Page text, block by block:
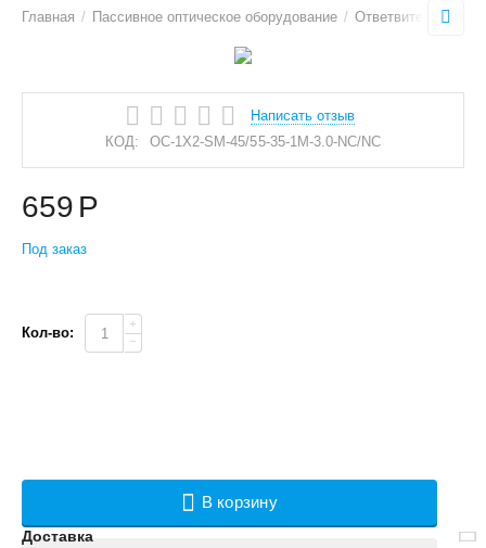
Главная / Пассивное оптическое оборудование / Ответвители
Написать отзыв
КОД:
OC-1X2-SM-45/55-35-1M-3.0-NC/NC
659 Р
Под заказ
Кол-во:
+
−
В корзину
Доставка